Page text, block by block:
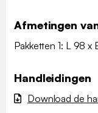
Afmetingen
Pakketten 1: L 98 x
Handleidingen
Download de